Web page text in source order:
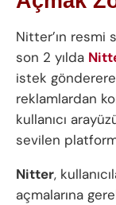
Nitter’ın resmi
son 2 yılda
istek
reklamlardan
kullanıcı
sevilen
Nitter,
açmalarına